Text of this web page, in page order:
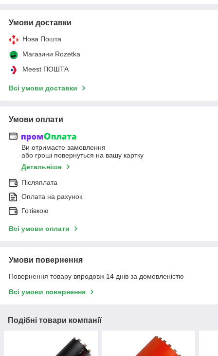
Умови доставки
Нова Пошта
Магазини Rozetka
Meest ПОШТА
Всі умови доставки
Умови оплати
Ви отримаєте замовлення
або гроші повернуться на вашу картку
Детальніше
Післяплата
Оплата на рахунок
Готівкою
Всі умови оплати
Умови повернення
Повернення товару впродовж 14 днів за домовленістю
Всі умови повернення
Подібні товари компанії